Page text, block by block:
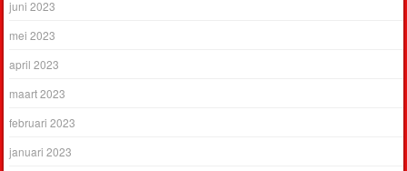
juni 2023
mei 2023
april 2023
maart 2023
februari 2023
januari 2023